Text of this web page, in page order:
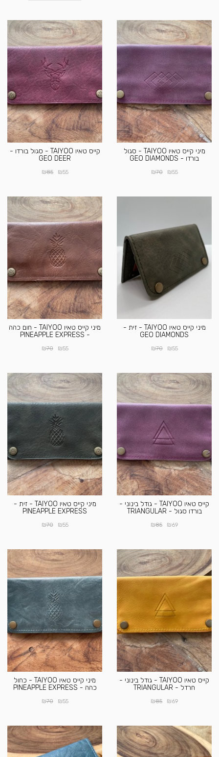
מיני קייס טאיו TAIYOO - סגול
בורדו - GEO DIAMONDS
₪55
₪70
קייס טאיו TAIYOO - סגול בורדו -
GEO DEER
₪55
₪85
מיני קייס טאיו TAIYOO - זית -
GEO DIAMONDS
₪55
₪70
מיני קייס טאיו TAIYOO - חום כהה
- PINEAPPLE EXPRESS
₪55
₪70
קייס טאיו TAIYOO - גודל בינוני -
בורדו סגול - TRIANGULAR
₪69
₪85
מיני קייס טאיו TAIYOO - זית -
PINEAPPLE EXPRESS
₪55
₪70
קייס טאיו TAIYOO - גודל בינוני -
חרדל - TRIANGULAR
₪69
₪85
מיני קייס טאיו TAIYOO - כחול
כהה - PINEAPPLE EXPRESS
₪55
₪70